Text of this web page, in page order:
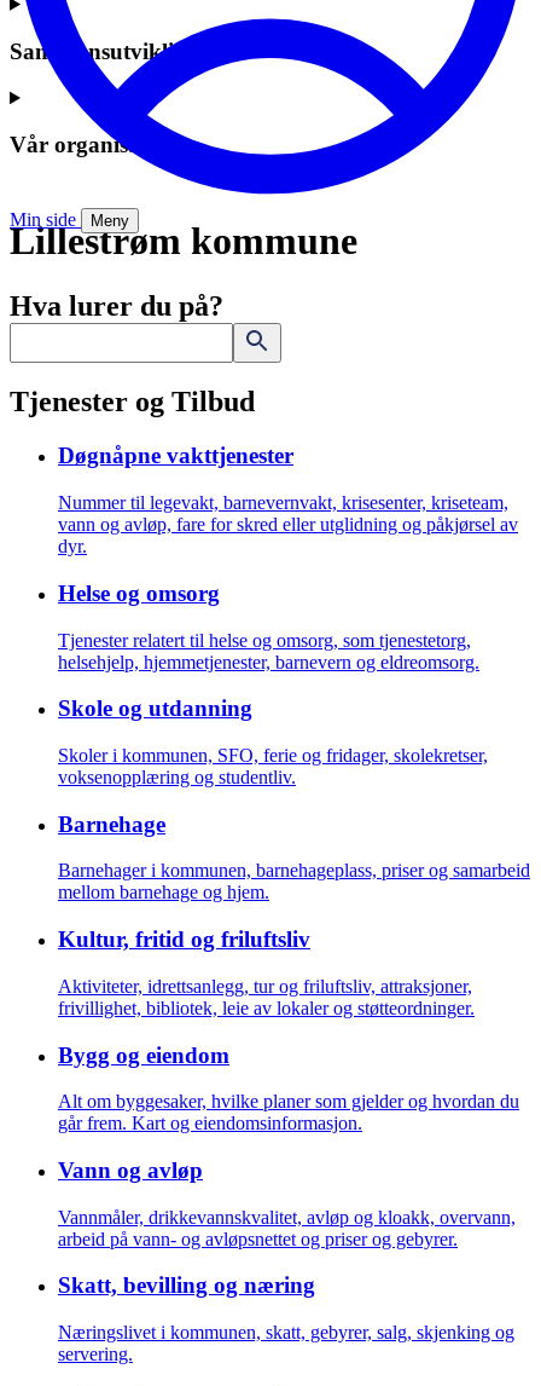
Min side Meny
Samfunnsutvikling
Vår organisasjon
Lillestrøm kommune
Hva lurer du på?
Tjenester og Tilbud
Døgnåpne vakttjenester
Nummer til legevakt, barnevernvakt, krisesenter, kriseteam,
vann og avløp, fare for skred eller utglidning og påkjørsel av
dyr.
Helse og omsorg
Tjenester relatert til helse og omsorg, som tjenestetorg,
helsehjelp, hjemmetjenester, barnevern og eldreomsorg.
Skole og utdanning
Skoler i kommunen, SFO, ferie og fridager, skolekretser,
voksenopplæring og studentliv.
Barnehage
Barnehager i kommunen, barnehageplass, priser og samarbeid
mellom barnehage og hjem.
Kultur, fritid og friluftsliv
Aktiviteter, idrettsanlegg, tur og friluftsliv, attraksjoner,
frivillighet, bibliotek, leie av lokaler og støtteordninger.
Bygg og eiendom
Alt om byggesaker, hvilke planer som gjelder og hvordan du
går frem. Kart og eiendomsinformasjon.
Vann og avløp
Vannmåler, drikkevannskvalitet, avløp og kloakk, overvann,
arbeid på vann- og avløpsnettet og priser og gebyrer.
Skatt, bevilling og næring
Næringslivet i kommunen, skatt, gebyrer, salg, skjenking og
servering.